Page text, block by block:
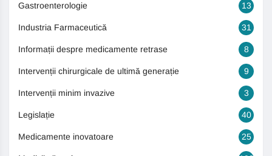
Gastroenterologie 13
Industria Farmaceutică 31
Informații despre medicamente retrase 8
Intervenții chirurgicale de ultimă generație 9
Intervenții minim invazive 3
Legislație 40
Medicamente inovatoare 25